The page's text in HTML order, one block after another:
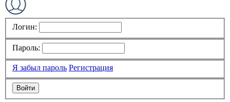
Логин:
Пароль:
Я забыл пароль Регистрация